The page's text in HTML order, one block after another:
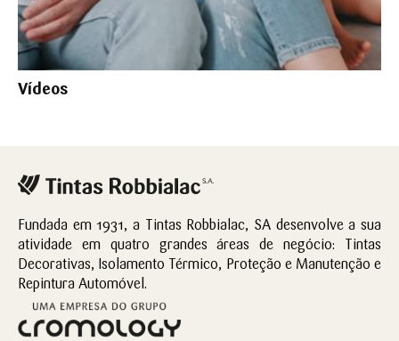
Vídeos
Fundada em 1931, a Tintas Robbialac, SA desenvolve a sua
atividade em quatro grandes áreas de negócio: Tintas
Decorativas, Isolamento Térmico, Proteção e Manutenção e
Repintura Automóvel.